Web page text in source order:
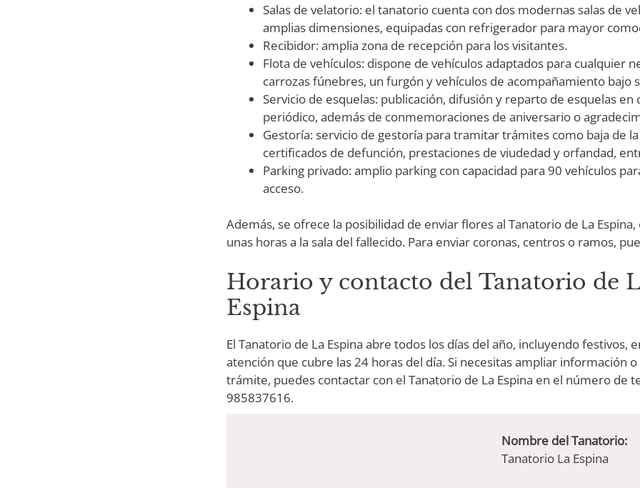
Salas de velatorio: el tanatorio cuenta con dos modernas salas de
amplias dimensiones, equipadas con refrigerador para mayor
Recibidor: amplia zona de recepción para los visitantes.
Flota de vehículos: dispone de vehículos adaptados para cualquier
carrozas fúnebres, un furgón y vehículos de acompañamiento bajo
Servicio de esquelas: publicación, difusión y reparto de esquelas en
periódico, además de conmemoraciones de aniversario o
Gestoría: servicio de gestoría para tramitar trámites como baja de
certificados de defunción, prestaciones de viudedad y orfandad,
Parking privado: amplio parking con capacidad para 90 vehículos
acceso.
Además, se ofrece la posibilidad de enviar flores al Tanatorio de La
unas horas a la sala del fallecido. Para enviar coronas, centros o ramos,
Horario y contacto del Tanatorio de
Espina
El Tanatorio de La Espina abre todos los días del año, incluyendo festivos,
atención que cubre las 24 horas del día. Si necesitas ampliar información
trámite, puedes contactar con el Tanatorio de La Espina en el número de
985837616.
Nombre del Tanatorio:
Tanatorio La Espina